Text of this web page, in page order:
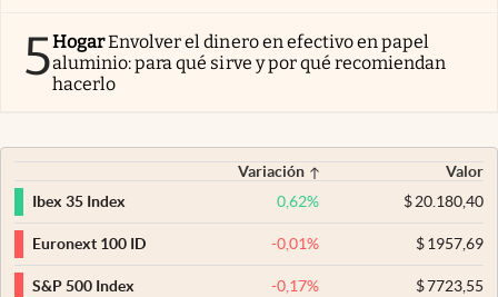
5HogarEnvolver el dinero en efectivo en papel
aluminio: para qué sirve y por qué recomiendan
hacerlo
Variación
Valor
Ibex 35 Index
0,62% $20.180,40
Euronext 100 ID -0,01% $1957,69
S&P 500 Index -0,17% $7723,55